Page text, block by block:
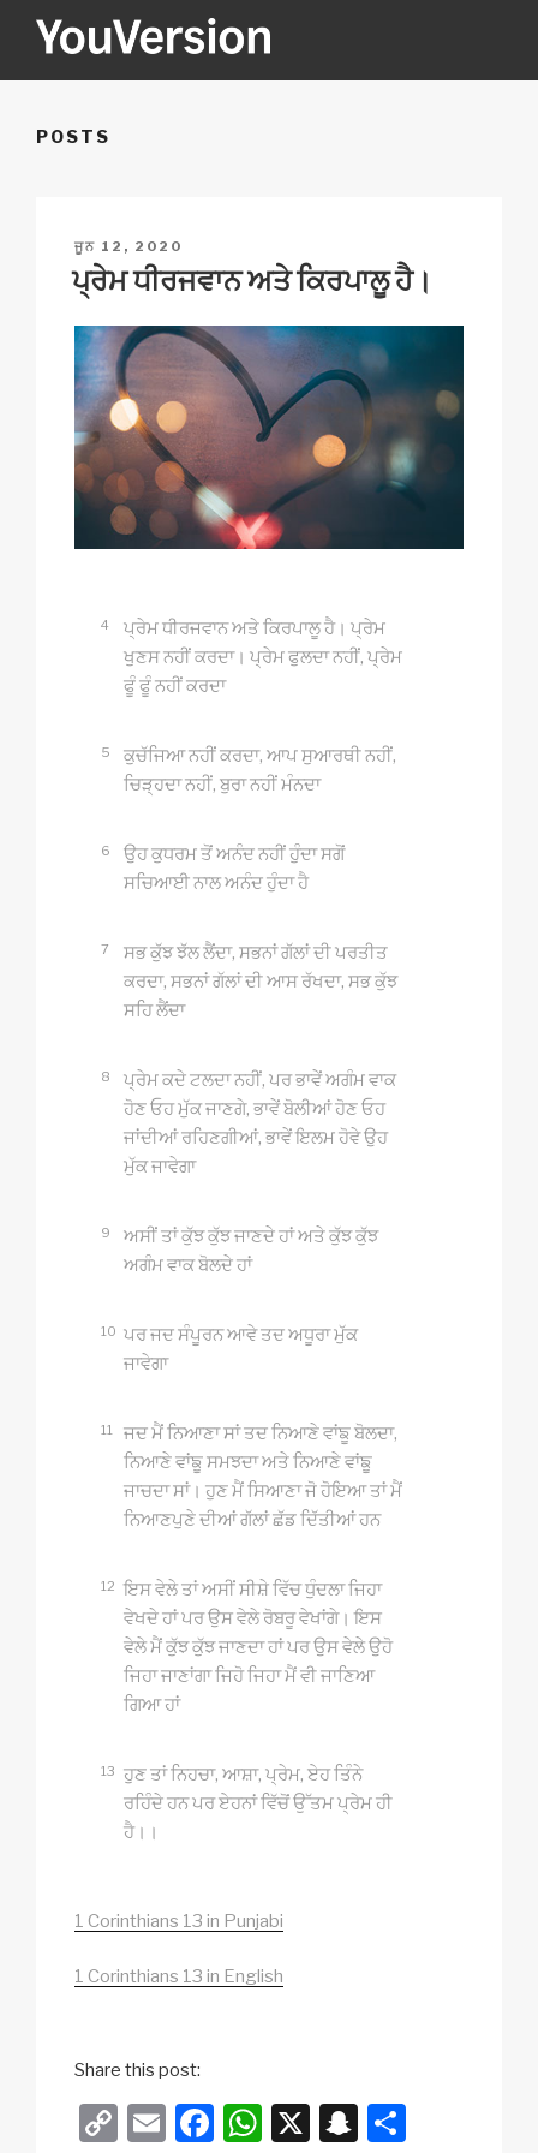
YOUVERSION
POSTS
POSTED
ON
ਜੂਨ 12, 2020
ਪ੍ਰੇਮ ਧੀਰਜਵਾਨ ਅਤੇ ਕਿਰਪਾਲੂ ਹੈ।
4
ਪ੍ਰੇਮ ਧੀਰਜਵਾਨ ਅਤੇ ਕਿਰਪਾਲੂ ਹੈ। ਪ੍ਰੇਮ
ਖੁਣਸ ਨਹੀਂ ਕਰਦਾ। ਪ੍ਰੇਮ ਫੁਲਦਾ ਨਹੀਂ, ਪ੍ਰੇਮ
ਫੂੰ ਫੂੰ ਨਹੀਂ ਕਰਦਾ
5
ਕੁਚੱਜਿਆ ਨਹੀਂ ਕਰਦਾ, ਆਪ ਸੁਆਰਥੀ ਨਹੀਂ,
ਚਿੜ੍ਹਦਾ ਨਹੀਂ, ਬੁਰਾ ਨਹੀਂ ਮੰਨਦਾ
6
ਉਹ ਕੁਧਰਮ ਤੋਂ ਅਨੰਦ ਨਹੀਂ ਹੁੰਦਾ ਸਗੋਂ
ਸਚਿਆਈ ਨਾਲ ਅਨੰਦ ਹੁੰਦਾ ਹੈ
7
ਸਭ ਕੁੱਝ ਝੱਲ ਲੈਂਦਾ, ਸਭਨਾਂ ਗੱਲਾਂ ਦੀ ਪਰਤੀਤ
ਕਰਦਾ, ਸਭਨਾਂ ਗੱਲਾਂ ਦੀ ਆਸ ਰੱਖਦਾ, ਸਭ ਕੁੱਝ
ਸਹਿ ਲੈਂਦਾ
8
ਪ੍ਰੇਮ ਕਦੇ ਟਲਦਾ ਨਹੀਂ, ਪਰ ਭਾਵੇਂ ਅਗੰਮ ਵਾਕ
ਹੋਣ ਓਹ ਮੁੱਕ ਜਾਣਗੇ, ਭਾਵੇਂ ਬੋਲੀਆਂ ਹੋਣ ਓਹ
ਜਾਂਦੀਆਂ ਰਹਿਣਗੀਆਂ, ਭਾਵੇਂ ਇਲਮ ਹੋਵੇ ਉਹ
ਮੁੱਕ ਜਾਵੇਗਾ
9
ਅਸੀਂ ਤਾਂ ਕੁੱਝ ਕੁੱਝ ਜਾਣਦੇ ਹਾਂ ਅਤੇ ਕੁੱਝ ਕੁੱਝ
ਅਗੰਮ ਵਾਕ ਬੋਲਦੇ ਹਾਂ
10 ਪਰ ਜਦ ਸੰਪੂਰਨ ਆਵੇ ਤਦ ਅਧੂਰਾ ਮੁੱਕ
ਜਾਵੇਗਾ
11
ਜਦ ਮੈਂ ਨਿਆਣਾ ਸਾਂ ਤਦ ਨਿਆਣੇ ਵਾਂਙੂ ਬੋਲਦਾ,
ਨਿਆਣੇ ਵਾਂਙੂ ਸਮਝਦਾ ਅਤੇ ਨਿਆਣੇ ਵਾਂਙੂ
ਜਾਚਦਾ ਸਾਂ। ਹੁਣ ਮੈਂ ਸਿਆਣਾ ਜੋ ਹੋਇਆ ਤਾਂ ਮੈਂ
ਨਿਆਣਪੁਣੇ ਦੀਆਂ ਗੱਲਾਂ ਛੱਡ ਦਿੱਤੀਆਂ ਹਨ
12 ਇਸ ਵੇਲੇ ਤਾਂ ਅਸੀਂ ਸੀਸ਼ੇ ਵਿੱਚ ਧੁੰਦਲਾ ਜਿਹਾ
ਵੇਖਦੇ ਹਾਂ ਪਰ ਉਸ ਵੇਲੇ ਰੋਬਰੂ ਵੇਖਾਂਗੇ। ਇਸ
ਵੇਲੇ ਮੈਂ ਕੁੱਝ ਕੁੱਝ ਜਾਣਦਾ ਹਾਂ ਪਰ ਉਸ ਵੇਲੇ ਉਹੋ
ਜਿਹਾ ਜਾਣਾਂਗਾ ਜਿਹੋ ਜਿਹਾ ਮੈਂ ਵੀ ਜਾਣਿਆ
ਗਿਆ ਹਾਂ
13 ਹੁਣ ਤਾਂ ਨਿਹਚਾ, ਆਸ਼ਾ, ਪ੍ਰੇਮ, ਏਹ ਤਿੰਨੇ
ਰਹਿੰਦੇ ਹਨ ਪਰ ਏਹਨਾਂ ਵਿੱਚੋਂ ਉੱਤਮ ਪ੍ਰੇਮ ਹੀ
ਹੈ।।
1 Corinthians 13 in Punjabi
1 Corinthians 13 in English
Share this post:
C
E
F
W X
S